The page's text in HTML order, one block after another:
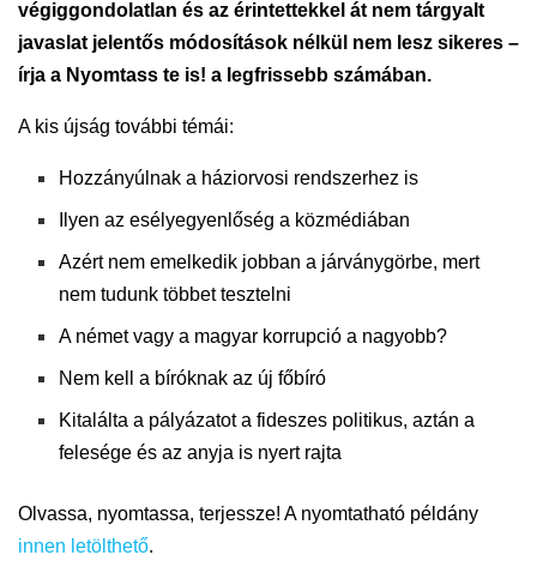
végiggondolatlan és az érintettekkel át nem tárgyalt
javaslat jelentős módosítások nélkül nem lesz sikeres –
írja a Nyomtass te is! a legfrissebb számában.
A kis újság további témái:
Hozzányúlnak a háziorvosi rendszerhez is
Ilyen az esélyegyenlőség a közmédiában
Azért nem emelkedik jobban a járványgörbe, mert
nem tudunk többet tesztelni
A német vagy a magyar korrupció a nagyobb?
Nem kell a bíróknak az új főbíró
Kitalálta a pályázatot a fideszes politikus, aztán a
felesége és az anyja is nyert rajta
Olvassa, nyomtassa, terjessze! A nyomtatható példány
innen letölthető.